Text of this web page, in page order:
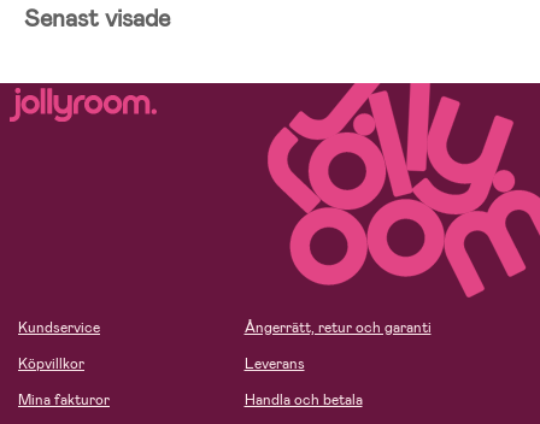
Senast visade
Kundservice
Köpvillkor
Mina fakturor
Ångerrätt, retur och garanti
Leverans
Handla och betala